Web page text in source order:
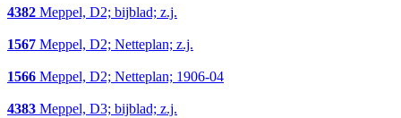
4382 Meppel, D2; bijblad; z.j.
1567 Meppel, D2; Netteplan; z.j.
1566 Meppel, D2; Netteplan; 1906-04
4383 Meppel, D3; bijblad; z.j.